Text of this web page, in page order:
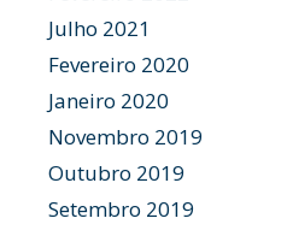
Julho 2021
Fevereiro 2020
Janeiro 2020
Novembro 2019
Outubro 2019
Setembro 2019